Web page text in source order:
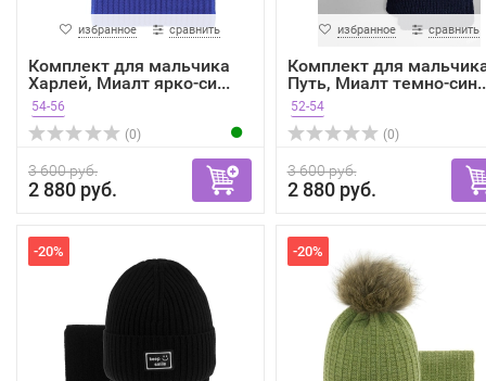
избранное сравнить
Комплект для мальчика
Харлей, Миалт ярко-си...
54-56
(0)
3 600 руб.
2 880 руб.
избранное сравнить
Комплект для
Путь, Миалт темно-
52-54
(0)
3 600 руб.
2 880 руб.
-20% -20%